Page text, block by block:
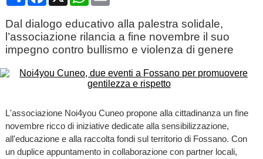
Dal dialogo educativo alla palestra solidale,
l’associazione rilancia a fine novembre il suo
impegno contro bullismo e violenza di genere
L'associazione Noi4you Cuneo propone alla cittadinanza un fine
novembre ricco di iniziative dedicate alla sensibilizzazione,
all'educazione e alla raccolta fondi sul territorio di Fossano. Con
un duplice appuntamento in collaborazione con partner locali,